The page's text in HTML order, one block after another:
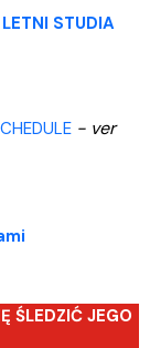
STUDIA
- ver
ŚLEDZIĆ JEGO